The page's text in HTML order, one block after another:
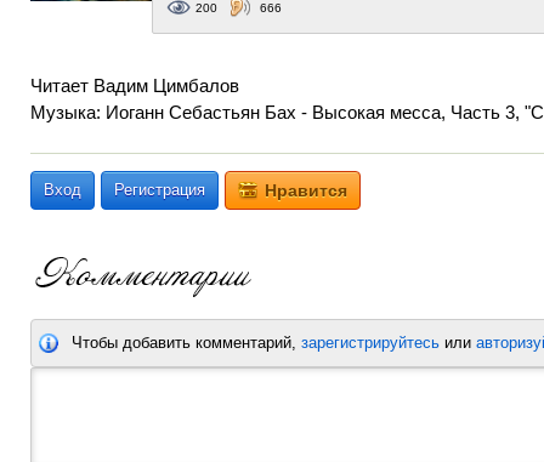
200 666
Читает Вадим Цимбалов
Музыка: Иоганн Себастьян Бах - Высокая месса, Часть 3,
Вход Регистрация Нравится
Чтобы добавить комментарий, зарегистрируйтесь или